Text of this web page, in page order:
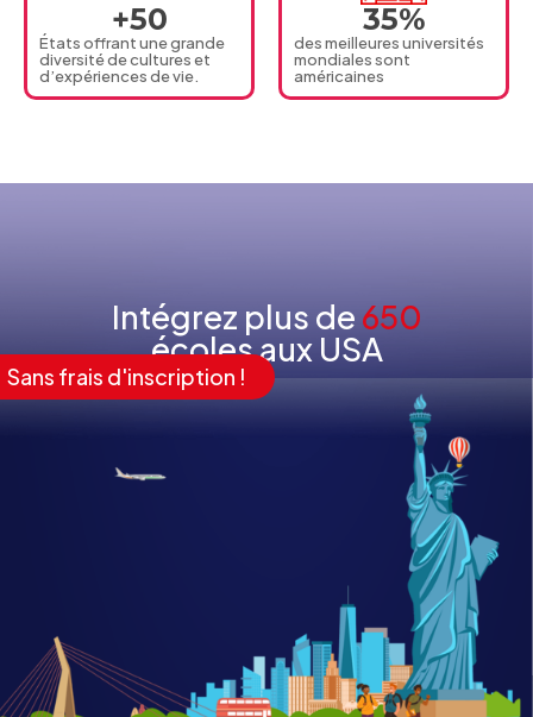
États offrant une grande
diversité de cultures et
d’expériences de vie.
+50
des meilleures universités
mondiales sont
américaines
35%
Intégrez plus de 650
écoles aux USA
Sans frais d'inscription !